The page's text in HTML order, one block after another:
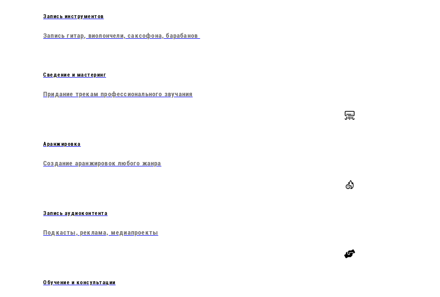
Запись инструментов
Запись гитар, виолончели, саксофона, барабанов
Сведение и мастеринг
Придание трекам профессионального звучания
Аранжировка
Создание аранжировок любого жанра
Запись аудиоконтента
Подкасты, реклама, медиапроекты
Обучение и консультации